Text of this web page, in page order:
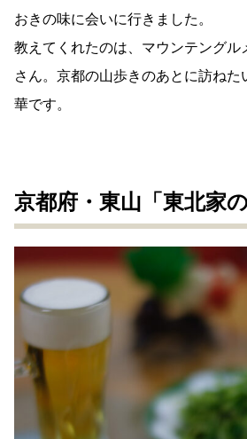
おきの味に会いに行きました。
教えてくれたのは、マウンテングル
さん。京都の山歩きのあとに訪ねた
華です。
京都府・東山「東北家